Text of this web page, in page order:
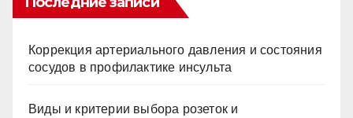
Коррекция артериального давления и состояния
сосудов в профилактике инсульта
Виды и критерии выбора розеток и